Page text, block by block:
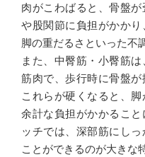
肉がこわばると、骨盤
や股関節に負担がかかり
脚の重だるさといった不
また、中臀筋・小臀筋
筋肉で、歩行時に骨盤が
これらが硬くなると、
余計な負担がかかるこ
ッチでは、深部筋にし
ことができるのが大きな